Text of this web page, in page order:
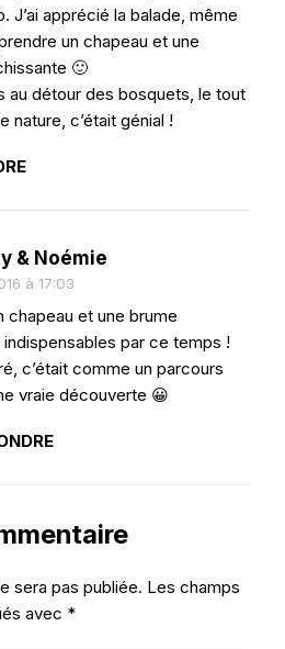
J’ai apprécié la balade, même
un chapeau et une
🙂
au détour des bosquets, le tout
nature, c’était génial !
& Noémie
à 17:03
chapeau et une brume
indispensables par ce temps !
c’était comme un parcours
vraie découverte 😀
sera pas publiée. Les champs
avec *